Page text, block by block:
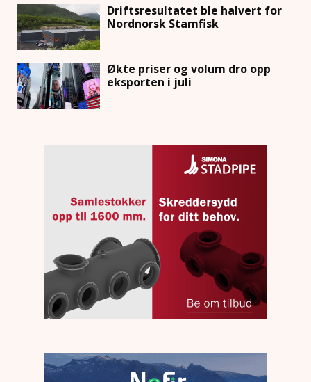
Driftsresultatet ble halvert for
Nordnorsk Stamfisk
Økte priser og volum dro opp
eksporten i juli